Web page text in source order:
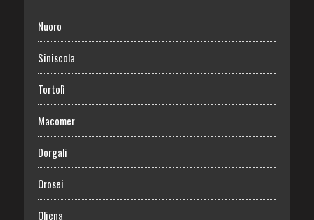
Nuoro
Siniscola
Tortolì
Macomer
Dorgali
Orosei
Oliena